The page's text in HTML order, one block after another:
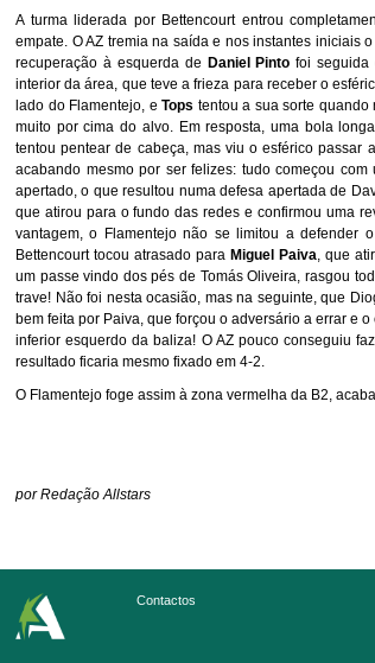
A turma liderada por Bettencourt entrou
empate. O AZ tremia na saída e nos instantes iniciais
recuperação à esquerda de Daniel Pinto foi seguida
interior da área, que teve a frieza para receber o
lado do Flamentejo, e Tops tentou a sua sorte
muito por cima do alvo. Em resposta, uma bola
tentou pentear de cabeça, mas viu o esférico passar
acabando mesmo por ser felizes: tudo começou
apertado, o que resultou numa defesa apertada de
que atirou para o fundo das redes e confirmou uma
vantagem, o Flamentejo não se limitou a defender
Bettencourt tocou atrasado para Miguel Paiva , que
um passe vindo dos pés de Tomás Oliveira, rasgou
trave! Não foi nesta ocasião, mas na seguinte, que
bem feita por Paiva, que forçou o adversário a errar e
inferior esquerdo da baliza! O AZ pouco conseguiu
resultado ficaria mesmo fixado em 4-2.
O Flamentejo foge assim à zona vermelha da B2,
por Redação Allstars
Contactos